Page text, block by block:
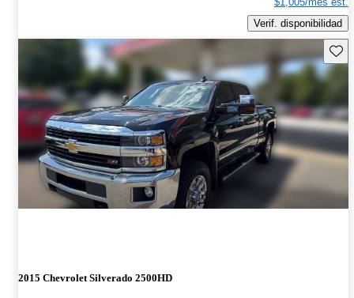
Verif. disponibilidad
2015 Chevrolet Silverado 2500HD